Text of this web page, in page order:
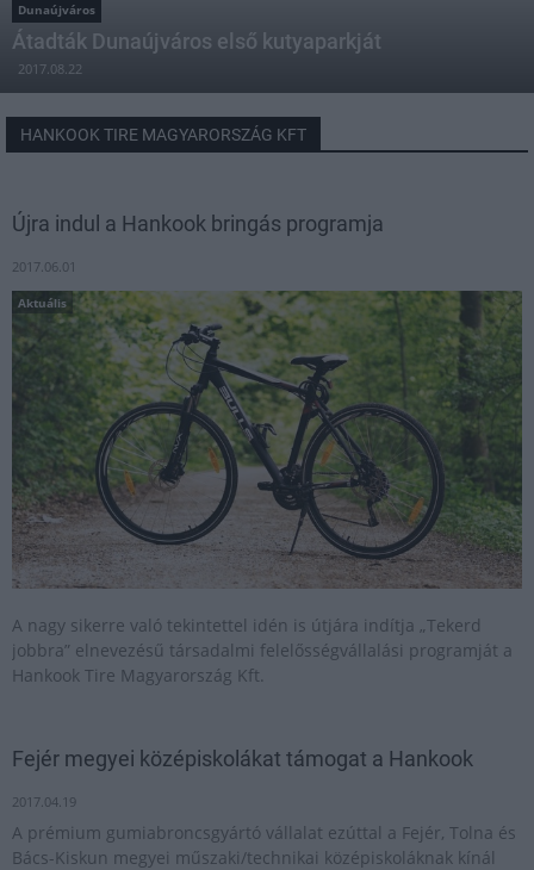
Dunaújváros
Átadták Dunaújváros első kutyaparkját
2017.08.22
HANKOOK TIRE MAGYARORSZÁG KFT
Újra indul a Hankook bringás programja
2017.06.01
Aktuális
A nagy sikerre való tekintettel idén is útjára indítja „Tekerd
jobbra” elnevezésű társadalmi felelősségvállalási programját a
Hankook Tire Magyarország Kft.
Fejér megyei középiskolákat támogat a Hankook
2017.04.19
A prémium gumiabroncsgyártó vállalat ezúttal a Fejér, Tolna és
Bács-Kiskun megyei műszaki/technikai középiskoláknak kínál